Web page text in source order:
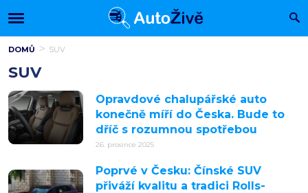
DOMŮ SUV
SUV
Opravdové chalupářské auto
konečně míří do Česka. Bude to
dříč s rozumnou spotřebou
26. prosince 2025
Poprvé v Česku: Čínské SUV
přiváží kvalitu a tradici Rolls-